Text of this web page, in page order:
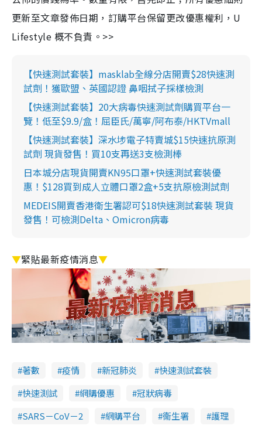
更新至文章發佈日期，訂購平台保留更改優惠權利，U
Lifestyle 概不負責。>>
【快速測試套裝】masklab全線分店開賣$28快速測
試劑！獲歐盟、英國認證 鼻咽拭子採樣檢測
【快速測試套裝】20大病毒快速測試劑購買平台一
覽！低至$9.9/盒！屈臣氏/萬寧/阿布泰/HKTVmall
【快速測試套裝】深水埗電子特賣城$15快速抗原測
試劑 現貨發售！買10支再送3支檢測棒
日本城分店現貨開賣KN95口罩+快速測試套裝優
惠！$128買到成人立體口罩2盒+5支抗原檢測試劑
MEDEIS開賣香港衛生署認可$18快速測試套裝 現貨
發售！可檢測Delta、Omicron病毒
▼緊貼最新疫情消息▼
著數 疫情 新冠肺炎
快速測試套裝
快速測試
網購優惠
冠狀病毒
SARS－CoV－2
網購平台 衞生署
護理